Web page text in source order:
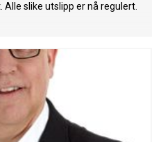
slike utslipp er nå regulert.